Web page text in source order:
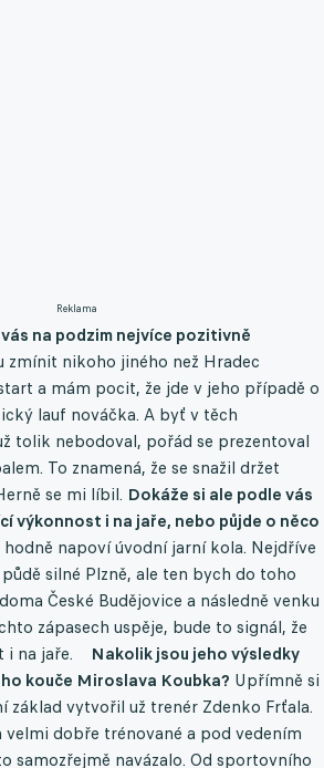
Reklama
na podzim nejvíce pozitivně
zmínit nikoho jiného než Hradec
a mám pocit, že jde v jeho případě o
lauf nováčka. A byť v těch
tolik nebodoval, pořád se prezentoval
To znamená, že se snažil držet
se mi líbil. Dokáže si ale podle vás
výkonnost i na jaře, nebo půjde o něco
napoví úvodní jarní kola. Nejdříve
silné Plzně, ale ten bych do toho
České Budějovice a následně venku
zápasech uspěje, bude to signál, že
i na jaře.
Nakolik jsou jeho výsledky
kouče Miroslava Koubka? Upřímně si
základ vytvořil už trenér Zdenko Frťala.
dobře trénované a pod vedením
samozřejmě navázalo. Od sportovního